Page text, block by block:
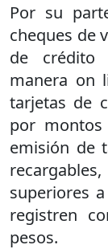
Por su
cheques de
de crédito
manera on
tarjetas de
por
emisión de
superiores
registren
pesos.